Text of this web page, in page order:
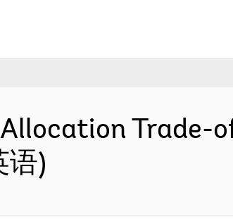
Allocation
语)